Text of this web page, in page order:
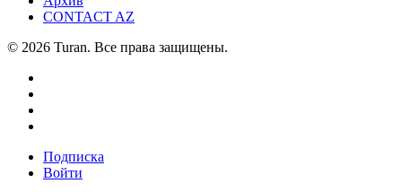
CONTACT AZ
© 2026 Turan. Все права защищены.
Подписка
Войти